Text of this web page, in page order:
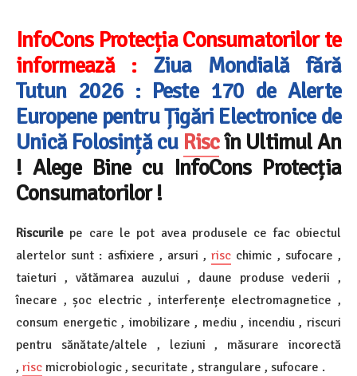
InfoCons Protecția Consumatorilor te
informează : Ziua Mondială fără
Tutun 2026 : Peste 170 de Alerte
Europene pentru Țigări Electronice de
Unică Folosință cu Riscîn Ultimul An
! Alege Bine cu InfoCons Protecția
Consumatorilor !
Riscurile pe care le pot avea produsele ce fac obiectul
alertelor sunt : asfixiere , arsuri ,risc chimic , sufocare ,
taieturi , vătămarea auzului , daune produse vederii ,
înecare , șoc electric , interferențe electromagnetice ,
consum energetic , imobilizare , mediu , incendiu , riscuri
pentru sănătate/altele , leziuni , măsurare incorectă
, risc microbiologic , securitate , strangulare , sufocare .